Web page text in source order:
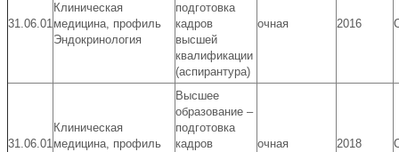
31.06.01
Клиническая
медицина, профиль
Эндокринология
подготовка
кадров
высшей
квалификации
(аспирантура)
очная 2016
31.06.01
Клиническая
медицина, профиль
Высшее
образование –
подготовка
кадров
очная 2018